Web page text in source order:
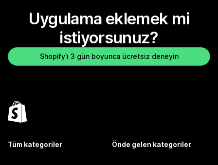
Uygulama eklemek mi
istiyorsunuz?
Shopify'ı 3 gün boyunca ücretsiz deneyin
Tüm kategoriler Önde gelen kategoriler